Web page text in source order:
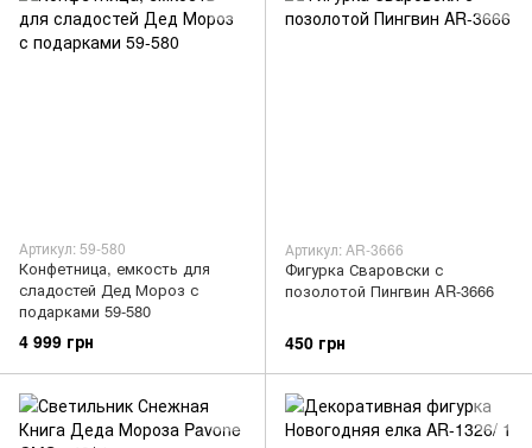
Артикул: 59-580
Конфетница, емкость для
сладостей Дед Мороз с
подарками 59-580
4 999 грн
Артикул: AR-3666
Фигурка Сваровски с
позолотой Пингвин AR-3666
450 грн